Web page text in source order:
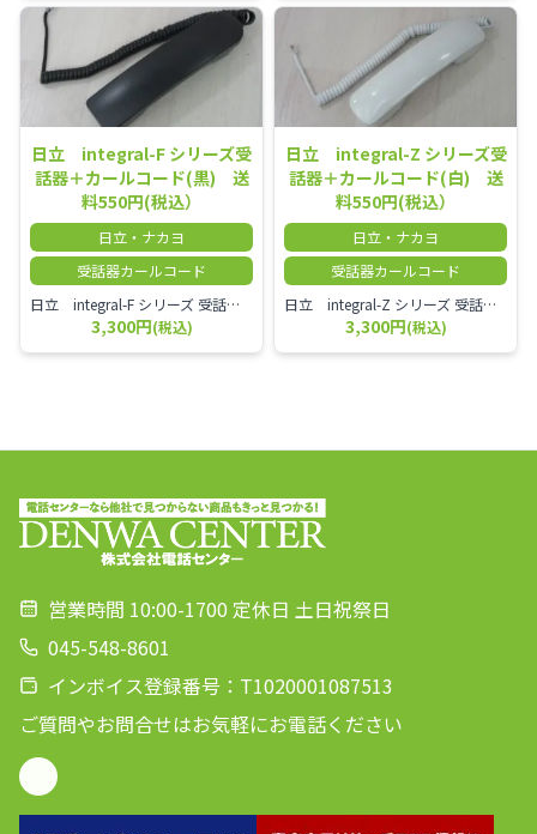
日立 integral-F シリーズ受
話器＋カールコード(黒) 送
料550円(税込）
日立・ナカヨ
受話器カールコード
日立 integral-F シリーズ 受話器＋カールコード セット（白）／本商品は中古品となります。 写真では分かりにくいキズ・汚れなどの使用感があります。 経年変化で日焼けの色味が強くなる場合がございます。 予めご理解・ご了承頂きますようお願いいたします。
3,300円(税込)
日立 integral-Z シリーズ受
話器＋カールコード(白) 送
料550円(税込）
日立・ナカヨ
受話器カールコード
日立 integral-Z シリーズ 受話器＋カールコード セット（白）／本商品は中古品となります。 写真では分かりにくいキズ・汚れなどの使用感があります。 経年変化で日焼けの色味が強くなる場合がございます。 予めご理解・ご了承頂きますようお願いいたします。
3,300円(税込)
営業時間 10:00-1700 定休日 土日祝祭日
045-548-8601
インボイス登録番号：T1020001087513
ご質問やお問合せはお気軽にお電話ください